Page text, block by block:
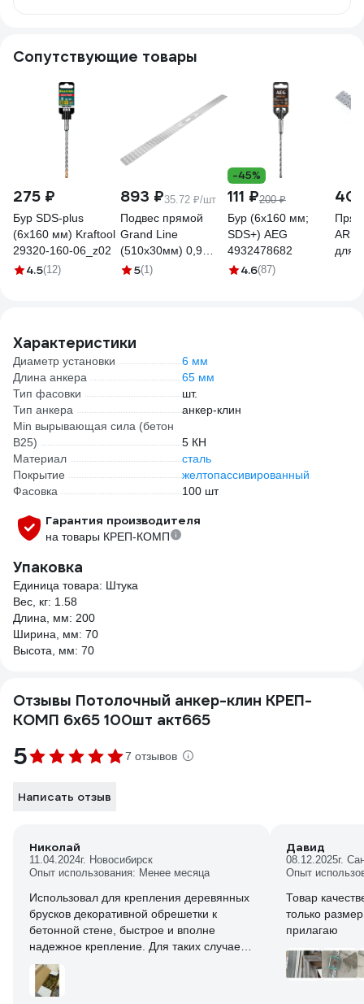
Сопутствующие товары
275 ₽
Бур SDS-plus
(6х160 мм) Kraftool
29320-160-06_z02
4.5(12)
893 ₽35.72 ₽/шт
Подвес прямой
Grand Line
(510х30мм) 0,9
GrandLine (25 штук)
5(1)
-45%
111 ₽200 ₽
Бур (6x160 мм;
SDS+) AEG
4932478682
4.6(87)
для
Характеристики
Диаметр установки
6 мм
Длина анкера
65 мм
Тип фасовки
шт.
Тип анкера
анкер-клин
Min вырывающая сила (бетон
B25)
5 КН
Материал
сталь
Покрытие
желтопассивированный
Фасовка
100 шт
Гарантия производителя
на товары КРЕП-КОМП
Упаковка
Единица товара: Штука
Вес, кг: 1.58
Длина, мм: 200
Ширина, мм: 70
Высота, мм: 70
Отзывы Потолочный анкер-клин КРЕП-
КОМП 6х65 100шт акт665
5 7 отзывов
Написать отзыв
Николай
11.04.2024г. Новосибирск
Опыт использования: Менее месяца
Использовал для крепления деревянных
брусков декоративной обрешетки к
бетонной стене, быстрое и вполне
надежное крепление. Для таких случаев
лучше анкеров и дюбелей
Давид
08.12.2025г.
Опыт
Товар
только
прилагаю